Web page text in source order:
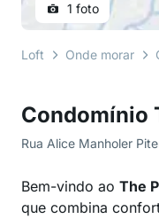
Condomínio
Rua Alice Manholer
Bem-vindo ao The
que combina
1 foto
Loft Onde morar